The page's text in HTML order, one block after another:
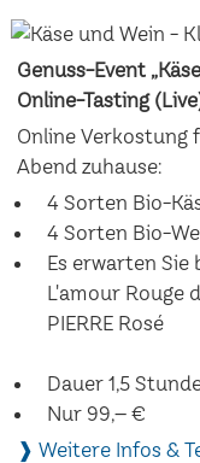
Genuss-Event
Online-Tasting
Online Verkostung
Abend zuhause:
4 Sorten Bio-
4 Sorten Bio-
Es erwarten Sie
L'amour Rouge
PIERRE Rosé
Dauer 1,5
Nur 99,– €
❱ Weitere Infos &